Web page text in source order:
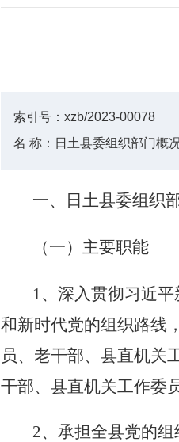
索引号：xzb/2023-00078
名 称： 日土县委组织部门概
一、日土县委组织
（一）主要职能
1、深入贯彻习近
和新时代党的组织路线
员、老干部、县直机关
干部、县直机关工作委
2、承担全县党的